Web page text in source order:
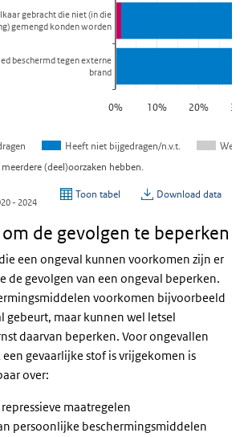
de gevolgen te beperken
een ongeval kunnen voorkomen zijn er
de gevolgen van een ongeval beperken.
voorkomen bijvoorbeeld
gebeurt, maar kunnen wel letsel
daarvan beperken. Voor ongevallen
gevaarlijke stof is vrijgekomen is
over:
maatregelen
persoonlijke beschermingsmiddelen